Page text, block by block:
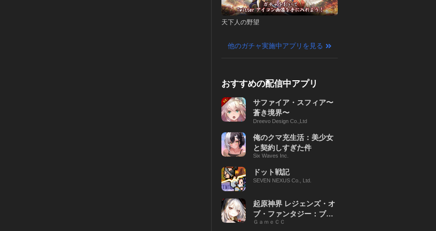
天下人の野望
他のガチャ実施中アプリを見る
おすすめの配信中アプリ
サファイア・スフィア〜
蒼き境界〜
Dreevo Design Co.,Ltd
俺のクマ充生活：美少女
と契約しすぎた件
Six Waves Inc.
ドット戦記
SEVEN NEXUS Co., Ltd.
起原神界 レジェンズ・オ
ブ・ファンタジー：ブレ
イブ X
ＧａｍｅＣＣ